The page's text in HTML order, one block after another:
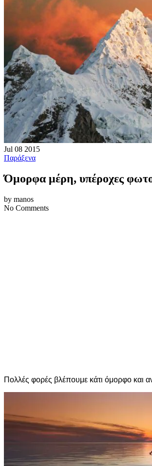
Jul 08 2015
Παράξενα
Όμορφα μέρη, υπέροχες
by manos
No Comments
Πολλές φορές βλέπουμε κάτι όμορφο και